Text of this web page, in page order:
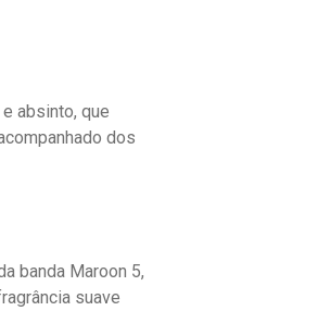
absinto, que
dos
banda Maroon 5,
suave